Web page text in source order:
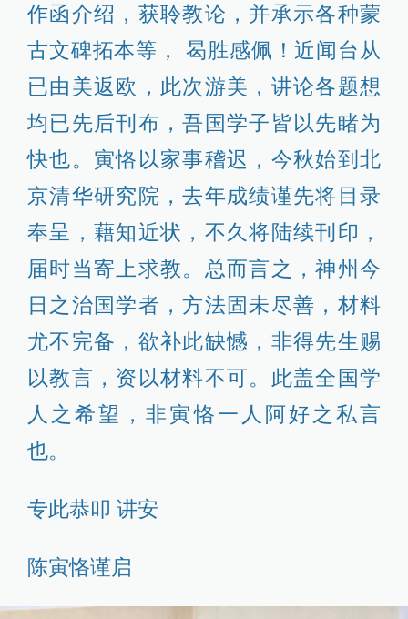
作函介绍，获聆教论，并承示各种蒙
古文碑拓本等， 曷胜感佩！近闻台从
已由美返欧，此次游美，讲论各题想
均已先后刊布，吾国学子皆以先睹为
快也。寅恪以家事稽迟，今秋始到北
京清华研究院，去年成绩谨先将目录
奉呈，藉知近状，不久将陆续刊印，
届时当寄上求教。总而言之，神州今
日之治国学者，方法固未尽善，材料
尤不完备，欲补此缺憾，非得先生赐
以教言，资以材料不可。此盖全国学
人之希望，非寅恪一人阿好之私言
也。
专此恭叩 讲安
陈寅恪谨启